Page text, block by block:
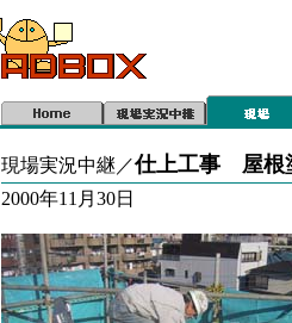
現場実況中継／仕上工事 屋根
2000年11月30日